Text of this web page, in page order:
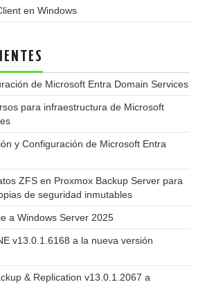
en Windows
de Microsoft Entra Domain Services
para infraestructura de Microsoft
y Configuración de Microsoft Entra
ZFS en Proxmox Backup Server para
de seguridad inmutables
a Windows Server 2025
v13.0.1.6168 a la nueva versión
& Replication v13.0.1.2067 a